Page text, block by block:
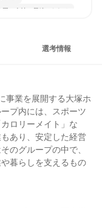
同じ会社に居続けられる
選考情報
事業を展開する大塚ホ
プ内には、スポーツ
ロリーメイト」な
あり、安定した経営
のグループの中で、
暮らしを支えるもの